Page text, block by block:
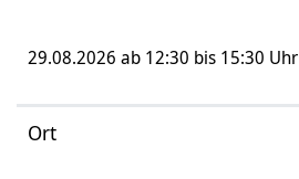
29.08.2026 ab 12:30 bis 15:30 Uhr
Ort